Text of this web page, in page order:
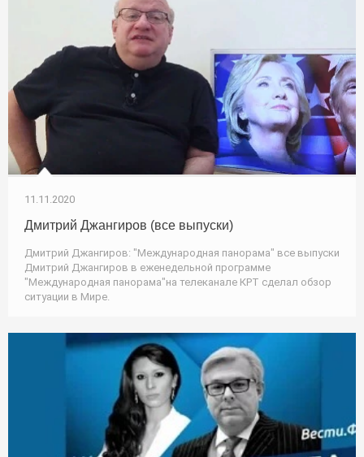
11.11.2020
Дмитрий Джангиров (все выпуски)
Дмитрий Джангиров: "Международная панорама" все выпуски
Дмитрий Джангиров в еженедельной программе
"Международная панорама"на телеканале КРТ сделал обзор
ситуации в Мире.